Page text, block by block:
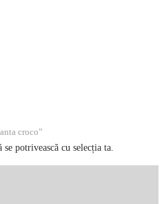
croco”
potrivească cu selecția ta.